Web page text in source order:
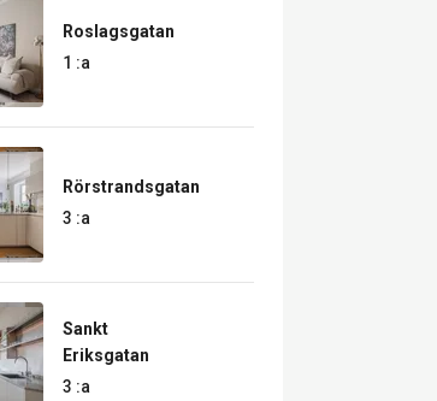
Roslagsgatan
1 :a
Rörstrandsgatan
3 :a
Sankt
Eriksgatan
3 :a